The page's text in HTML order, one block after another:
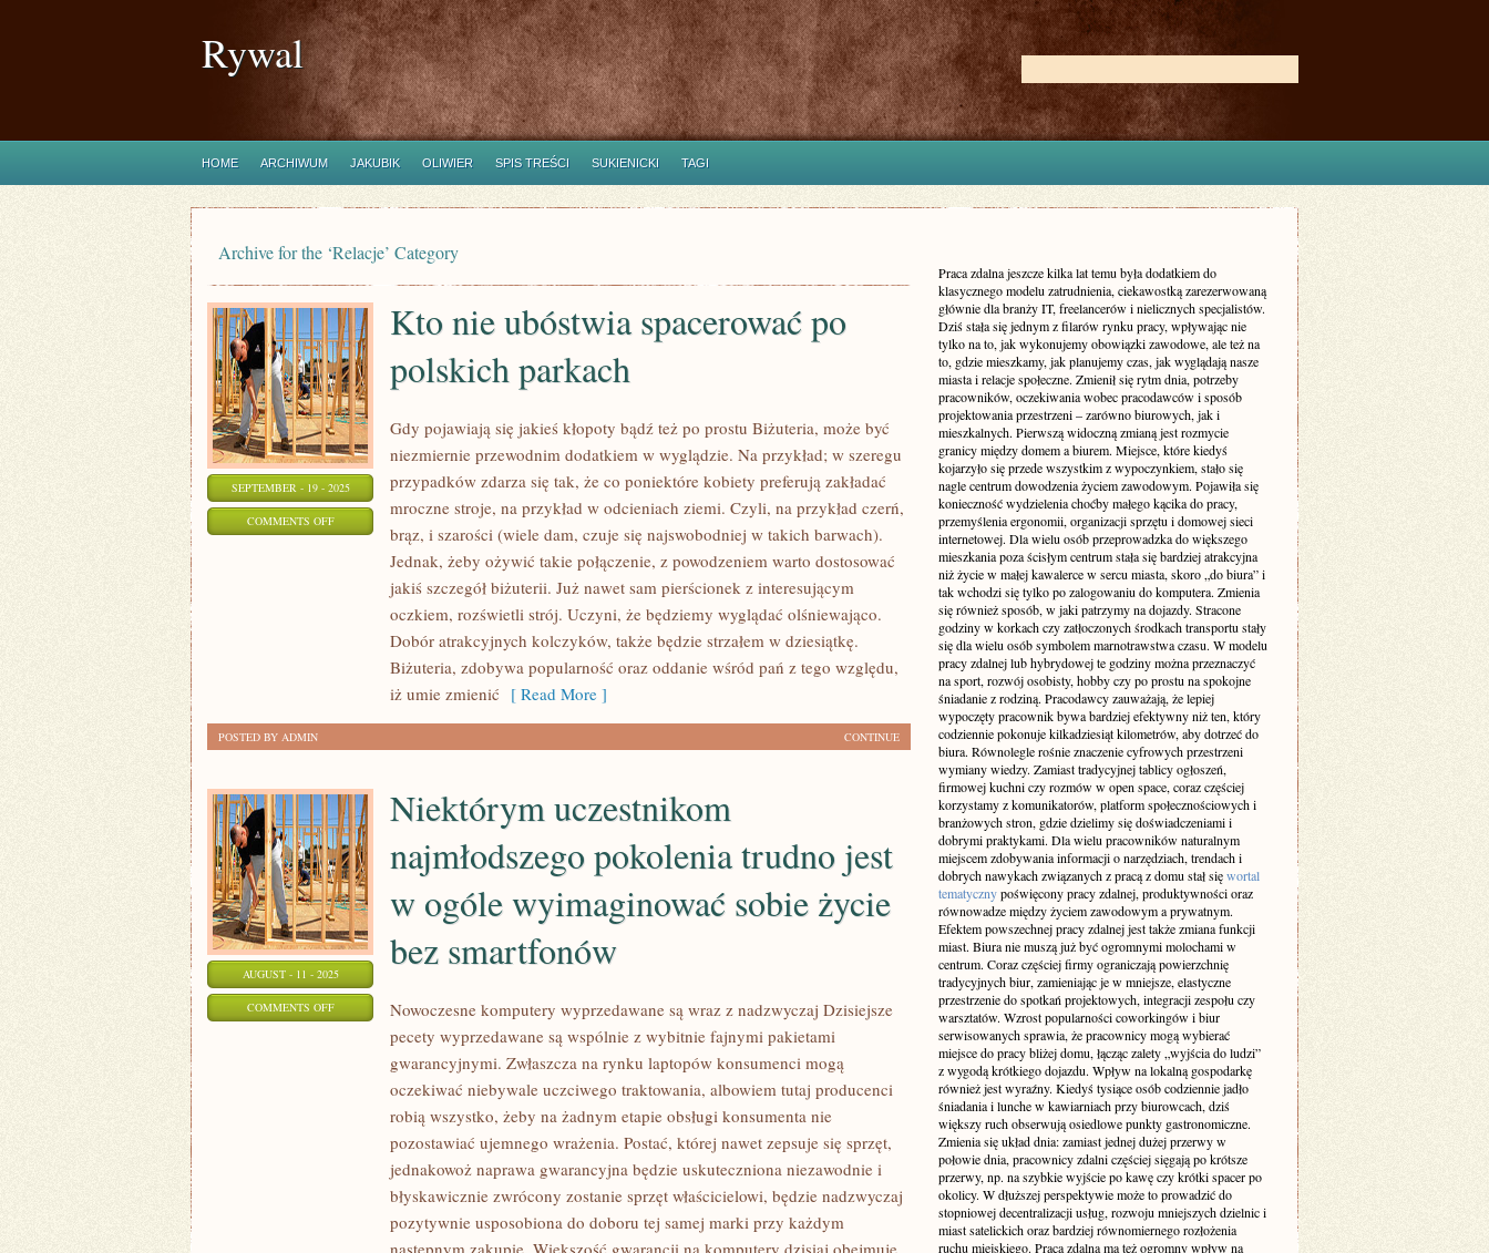
Rywal
HOME ARCHIWUM JAKUBIK OLIWIER SPIS TREŚCI SUKIENICKI TAGI
Archive for the ‘Relacje’ Category
SEPTEMBER - 19 - 2025
COMMENTS OFFON
UBÓSTWIA
Kto nie ubóstwia spacerować po
polskich parkach
Gdy pojawiają się jakieś kłopoty bądź też po prostu Biżuteria, może być
niezmiernie przewodnim dodatkiem w wyglądzie. Na przykład; w szeregu
przypadków zdarza się tak, że co poniektóre kobiety preferują zakładać
mroczne stroje, na przykład w odcieniach ziemi. Czyli, na przykład czerń,
brąz, i szarości (wiele dam, czuje się najswobodniej w takich barwach).
Jednak, żeby ożywić takie połączenie, z powodzeniem warto dostosować
jakiś szczegół biżuterii. Już nawet sam pierścionek z interesującym
oczkiem, rozświetli strój. Uczyni, że będziemy wyglądać olśniewająco.
Dobór atrakcyjnych kolczyków, także będzie strzałem w dziesiątkę.
Biżuteria, zdobywa popularność oraz oddanie wśród pań z tego względu,
iż umie zmienić [ Read More ]
CONTINUE
POSTED BY ADMIN
AUGUST - 11 - 2025
COMMENTS OFFON
NIEKTÓRYM
UCZESTNIKOM
NAJMŁODSZEGO
POKOLENIA
Niektórym uczestnikom
najmłodszego pokolenia trudno jest
w ogóle wyimaginować sobie życie
bez smartfonów
Nowoczesne komputery wyprzedawane są wraz z nadzwyczaj Dzisiejsze
pecety wyprzedawane są wspólnie z wybitnie fajnymi pakietami
gwarancyjnymi. Zwłaszcza na rynku laptopów konsumenci mogą
oczekiwać niebywale uczciwego traktowania, albowiem tutaj producenci
robią wszystko, żeby na żadnym etapie obsługi konsumenta nie
pozostawiać ujemnego wrażenia. Postać, której nawet zepsuje się sprzęt,
jednakowoż naprawa gwarancyjna będzie uskuteczniona niezawodnie i
błyskawicznie zwrócony zostanie sprzęt właścicielowi, będzie nadzwyczaj
pozytywnie usposobiona do doboru tej samej marki przy każdym
następnym zakupie. Większość gwarancji na komputery dzisiaj obejmuje
Praca zdalna jeszcze kilka lat temu była dodatkiem do
klasycznego modelu zatrudnienia, ciekawostką zarezerwowaną
głównie dla branży IT, freelancerów i nielicznych specjalistów.
Dziś stała się jednym z filarów rynku pracy, wpływając nie
tylko na to, jak wykonujemy obowiązki zawodowe, ale też na
to, gdzie mieszkamy, jak planujemy czas, jak wyglądają nasze
miasta i relacje społeczne. Zmienił się rytm dnia, potrzeby
pracowników, oczekiwania wobec pracodawców i sposób
projektowania przestrzeni – zarówno biurowych, jak i
mieszkalnych. Pierwszą widoczną zmianą jest rozmycie
granicy między domem a biurem. Miejsce, które kiedyś
kojarzyło się przede wszystkim z wypoczynkiem, stało się
nagle centrum dowodzenia życiem zawodowym. Pojawiła się
konieczność wydzielenia choćby małego kącika do pracy,
przemyślenia ergonomii, organizacji sprzętu i domowej sieci
internetowej. Dla wielu osób przeprowadzka do większego
mieszkania poza ścisłym centrum stała się bardziej atrakcyjna
niż życie w małej kawalerce w sercu miasta, skoro „do biura” i
tak wchodzi się tylko po zalogowaniu do komputera. Zmienia
się również sposób, w jaki patrzymy na dojazdy. Stracone
godziny w korkach czy zatłoczonych środkach transportu stały
się dla wielu osób symbolem marnotrawstwa czasu. W modelu
pracy zdalnej lub hybrydowej te godziny można przeznaczyć
na sport, rozwój osobisty, hobby czy po prostu na spokojne
śniadanie z rodziną. Pracodawcy zauważają, że lepiej
wypoczęty pracownik bywa bardziej efektywny niż ten, który
codziennie pokonuje kilkadziesiąt kilometrów, aby dotrzeć do
biura. Równolegle rośnie znaczenie cyfrowych przestrzeni
wymiany wiedzy. Zamiast tradycyjnej tablicy ogłoszeń,
firmowej kuchni czy rozmów w open space, coraz częściej
korzystamy z komunikatorów, platform społecznościowych i
branżowych stron, gdzie dzielimy się doświadczeniami i
dobrymi praktykami. Dla wielu pracowników naturalnym
miejscem zdobywania informacji o narzędziach, trendach i
dobrych nawykach związanych z pracą z domu stał sięwortal
tematycznypoświęcony pracy zdalnej, produktywności oraz
równowadze między życiem zawodowym a prywatnym.
Efektem powszechnej pracy zdalnej jest także zmiana funkcji
miast. Biura nie muszą już być ogromnymi molochami w
centrum. Coraz częściej firmy ograniczają powierzchnię
tradycyjnych biur, zamieniając je w mniejsze, elastyczne
przestrzenie do spotkań projektowych, integracji zespołu czy
warsztatów. Wzrost popularności coworkingów i biur
serwisowanych sprawia, że pracownicy mogą wybierać
miejsce do pracy bliżej domu, łącząc zalety „wyjścia do ludzi”
z wygodą krótkiego dojazdu. Wpływ na lokalną gospodarkę
również jest wyraźny. Kiedyś tysiące osób codziennie jadło
śniadania i lunche w kawiarniach przy biurowcach, dziś
większy ruch obserwują osiedlowe punkty gastronomiczne.
Zmienia się układ dnia: zamiast jednej dużej przerwy w
połowie dnia, pracownicy zdalni częściej sięgają po krótsze
przerwy, np. na szybkie wyjście po kawę czy krótki spacer po
okolicy. W dłuższej perspektywie może to prowadzić do
stopniowej decentralizacji usług, rozwoju mniejszych dzielnic i
miast satelickich oraz bardziej równomiernego rozłożenia
ruchu miejskiego. Praca zdalna ma też ogromny wpływ na